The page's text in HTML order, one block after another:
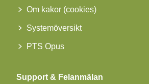
Om kakor (cookies)
Systemöversikt
PTS Opus
Support & Felanmälan